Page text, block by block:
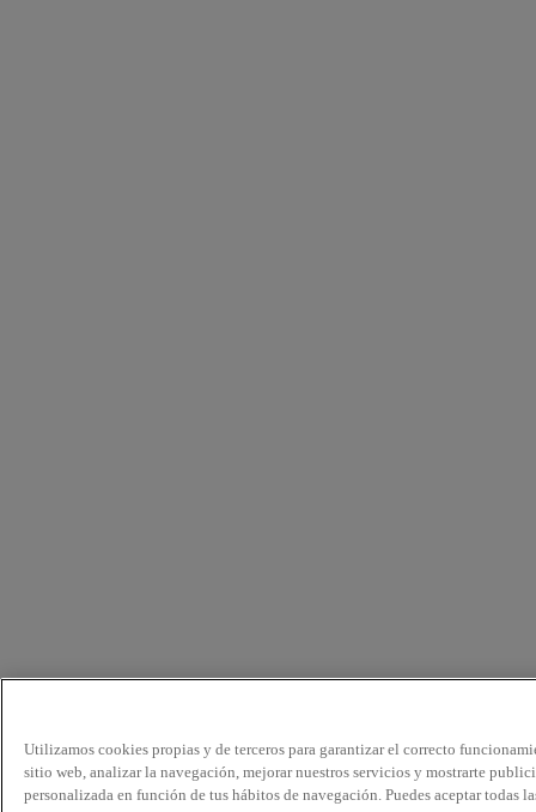
Utilizamos cookies propias y de terceros para garantizar el correcto
sitio web, analizar la navegación, mejorar nuestros servicios y mostrarte
personalizada en función de tus hábitos de navegación. Puedes aceptar todas